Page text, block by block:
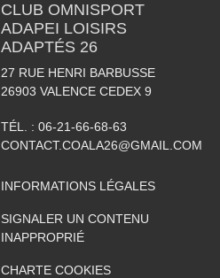
CLUB OMNISPORT
ADAPEI LOISIRS
ADAPTÉS 26
27 RUE HENRI BARBUSSE
26903 VALENCE CEDEX 9
TÉL. : 06-21-66-68-63
CONTACT.COALA26@GMAIL.COM
INFORMATIONS LÉGALES
SIGNALER UN CONTENU
INAPPROPRIÉ
CHARTE COOKIES